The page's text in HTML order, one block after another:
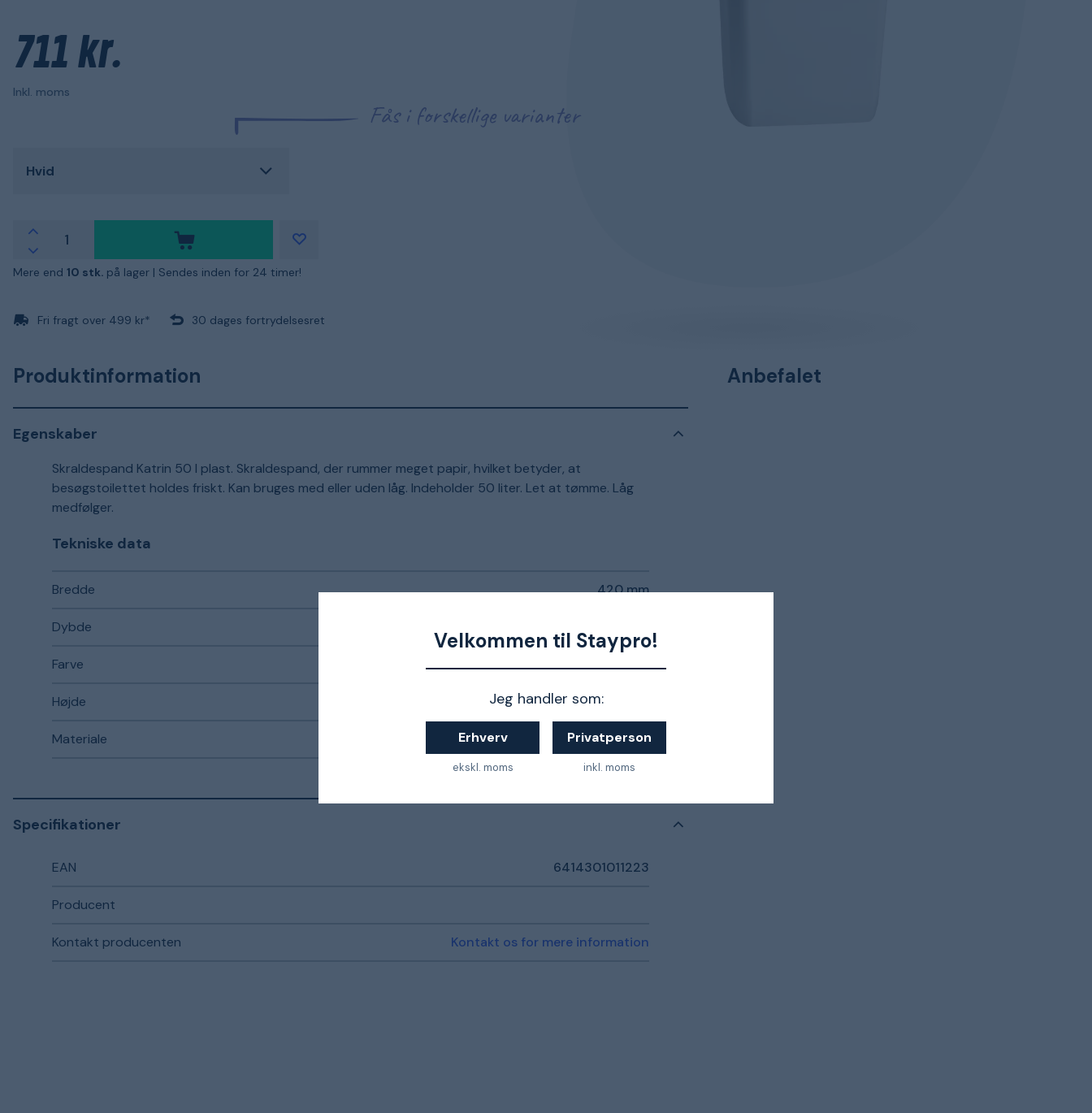
Velkommen til Staypro!
Jeg handler som:
Erhverv
ekskl. moms
Privatperson
inkl. moms
711 kr.
Inkl. moms
Fås i forskellige varianter
Hvid
Mere end 10 stk. på lager | Sendes inden for 24 timer!
Fri fragt over 499 kr* 30 dages fortrydelsesret
Produktinformation
Egenskaber
Skraldespand Katrin 50 l plast. Skraldespand, der rummer meget papir, hvilket betyder, at
besøgstoilettet holdes friskt. Kan bruges med eller uden låg. Indeholder 50 liter. Let at tømme. Låg
medfølger.
Tekniske data
Bredde 420 mm
Dybde
Farve Hvid
Højde 575 mm
Materiale Plastic
Specifikationer
EAN 6414301011223
Producent
Kontakt producenten Kontakt os for mere information
Anbefalet